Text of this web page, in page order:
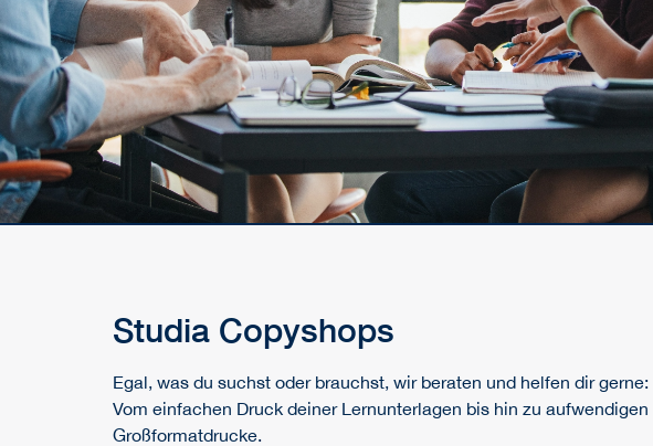
Studia Copyshops
Egal, was du suchst oder brauchst, wir beraten und helfen dir gerne:
Vom einfachen Druck deiner Lernunterlagen bis hin zu aufwendigen
Großformatdrucke.